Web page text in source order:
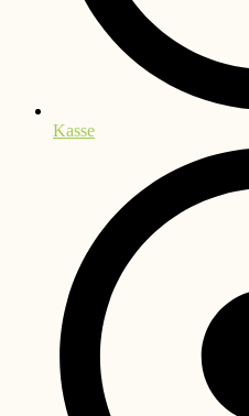
Kasse